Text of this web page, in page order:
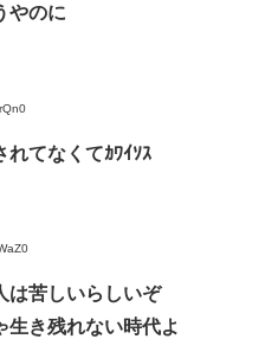
やのに
れてなくてｶﾜｲｿｽ
は苦しいらしいぞ
生き残れない時代よ